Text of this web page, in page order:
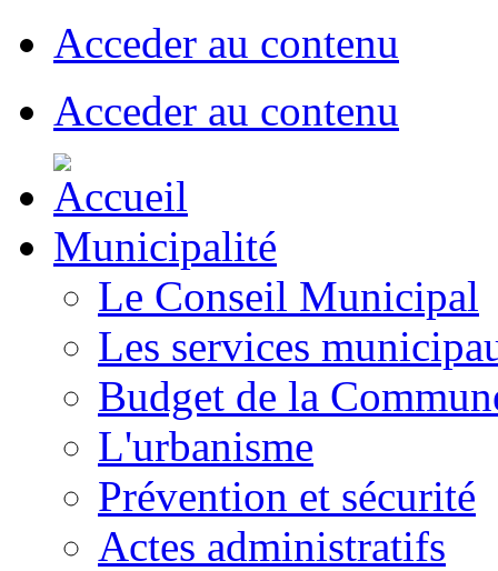
Acceder au contenu
Acceder au contenu
Municipalité
Le Conseil Municipal
Les services
Budget de la
L'urbanisme
Prévention et sécurité
Actes administratifs